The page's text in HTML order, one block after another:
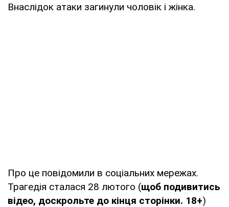
Внаслідок атаки загинули чоловік і жінка.
Про це повідомили в соціальних мережах.
Трагедія сталася 28 лютого (щоб подивитись
відео, доскрольте до кінця сторінки. 18+)